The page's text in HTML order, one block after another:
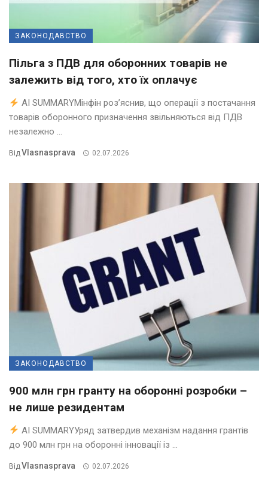
ЗАКОНОДАВСТВО
Пільга з ПДВ для оборонних товарів не
залежить від того, хто їх оплачує
AI SUMMARYМінфін роз’яснив, що операції з постачання
товарів оборонного призначення звільняються від ПДВ
незалежно ...
ВідVlasnasprava 02.07.2026
ЗАКОНОДАВСТВО
900 млн грн гранту на оборонні розробки –
не лише резидентам
AI SUMMARYУряд затвердив механізм надання грантів
до 900 млн грн на оборонні інновації із ...
ВідVlasnasprava 02.07.2026